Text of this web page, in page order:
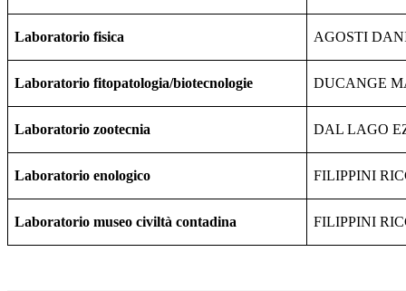
Laboratorio fisica AGOSTI
Laboratorio fitopatologia/biotecnologie DUCANGE
Laboratorio zootecnia DAL LAGO
Laboratorio enologico FILIPPINI
Laboratorio museo civiltà contadina FILIPPINI